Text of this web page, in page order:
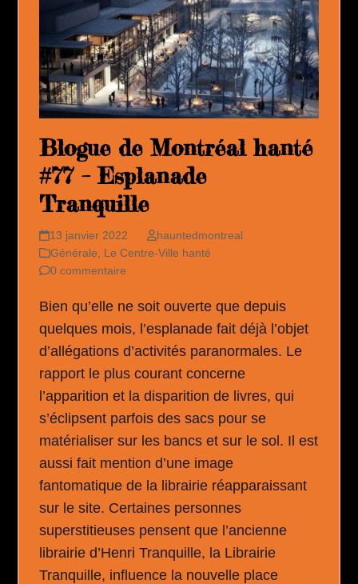
Blogue de Montréal hanté
#77 – Esplanade
Tranquille
13 janvier 2022
hauntedmontreal
Générale
Le Centre-Ville hanté
0 commentaire
Bien qu’elle ne soit ouverte que depuis
quelques mois, l’esplanade fait déjà l’objet
d’allégations d’activités paranormales. Le
rapport le plus courant concerne
l’apparition et la disparition de livres, qui
s’éclipsent parfois des sacs pour se
matérialiser sur les bancs et sur le sol. Il est
aussi fait mention d’une image
fantomatique de la librairie réapparaissant
sur le site. Certaines personnes
superstitieuses pensent que l’ancienne
librairie d’Henri Tranquille, la Librairie
Tranquille, influence la nouvelle place